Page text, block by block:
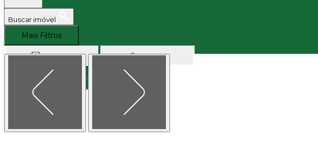
Buscar imóvel
Mais Filtros
Buscar